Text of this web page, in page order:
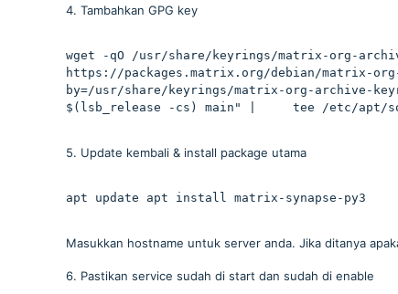
4. Tambahkan GPG key
wget -qO /usr/share/keyrings/matrix-org-
https://packages.matrix.org/debian/matrix-
by=/usr/share/keyrings/matrix-org-archive-
$(lsb_release -cs) main" |     tee /etc/
5. Update kembali & install package utama
apt update apt install matrix-synapse-py3
Masukkan hostname untuk server anda. Jika ditanya
6. Pastikan service sudah di start dan sudah di enable